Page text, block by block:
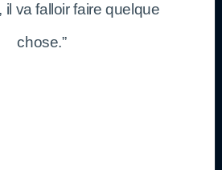
il va falloir faire quelque
chose.”